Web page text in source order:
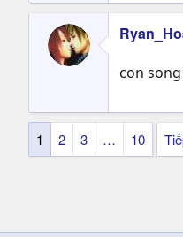
con song
1 2 3 … 10